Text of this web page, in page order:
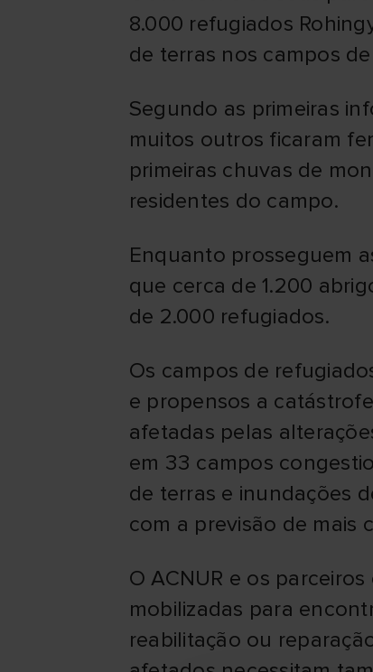
8.000 refugiados
de terras nos campos
Segundo as primeiras
muitos outros ficaram
primeiras chuvas de
residentes do campo.
Enquanto prosseguem
que cerca de 1.200
de 2.000 refugiados.
Os campos de
e propensos a
afetadas pelas
em 33 campos
de terras e inundações
com a previsão de mais
O ACNUR e os
mobilizadas para
reabilitação ou